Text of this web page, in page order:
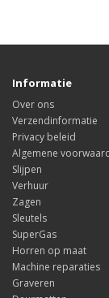
Informatie
Over ons
Verzendinformatie
Privacy beleid
Algemene
Slijpen
Verhuur
Zagen
Sleutels
SuperGas
Horren op maat
Machine reparaties
Graveren